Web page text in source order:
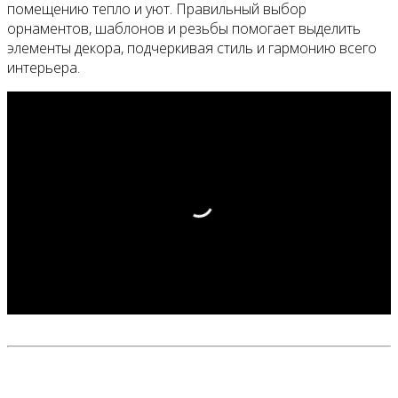
помещению тепло и уют. Правильный выбор
орнаментов, шаблонов и резьбы помогает выделить
элементы декора, подчеркивая стиль и гармонию всего
интерьера.